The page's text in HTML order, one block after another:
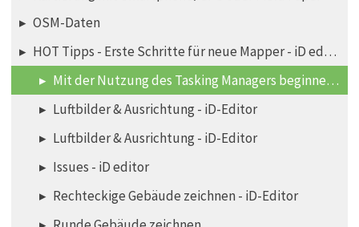
OSM-Daten
HOT Tipps - Erste Schritte für neue Mapper - iD editor
Mit der Nutzung des Tasking Managers beginnen - iD editor
Luftbilder & Ausrichtung - iD-Editor
Luftbilder & Ausrichtung - iD-Editor
Issues - iD editor
Rechteckige Gebäude zeichnen - iD-Editor